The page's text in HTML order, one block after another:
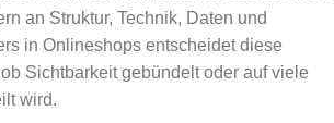
an Struktur, Technik, Daten und
in Onlineshops entscheidet diese
Sichtbarkeit gebündelt oder auf viele
wird.